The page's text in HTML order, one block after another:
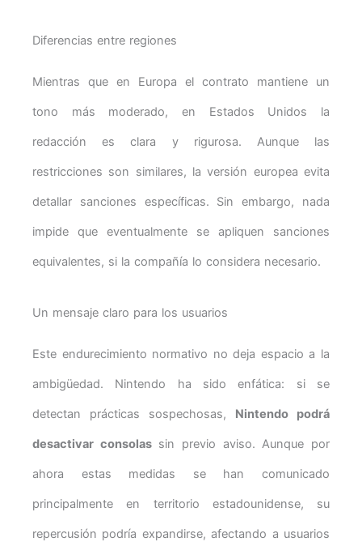
Diferencias entre regiones
Mientras que en Europa el contrato mantiene un
tono más moderado, en Estados Unidos la
redacción es clara y rigurosa. Aunque las
restricciones son similares, la versión europea evita
detallar sanciones específicas. Sin embargo, nada
impide que eventualmente se apliquen sanciones
equivalentes, si la compañía lo considera necesario.
Un mensaje claro para los usuarios
Este endurecimiento normativo no deja espacio a la
ambigüedad. Nintendo ha sido enfática: si se
detectan prácticas sospechosas, Nintendo podrá
desactivar consolassin previo aviso. Aunque por
ahora estas medidas se han comunicado
principalmente en territorio estadounidense, su
repercusión podría expandirse, afectando a usuarios